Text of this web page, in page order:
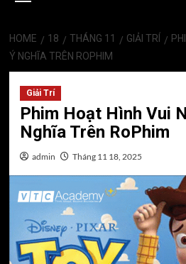
HOME 18 THÁNG 11 GIẢI TRÍ
Ý NGHĨA TRÊN ROPHIM
Giải Trí
Phim Hoạt Hình Vui
Nghĩa Trên RoPhim
admin Tháng 11 18, 2025